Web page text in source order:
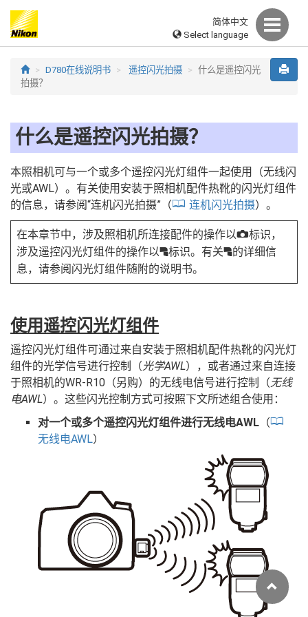
简体中文
Select language
D780在线说明书 遥控闪光拍摄
什么是遥控闪光
拍摄？
什么是遥控闪光拍摄？
本照相机可与一个或多个遥控闪光灯组件一起使用（无线闪
光或AWL）。有关使用安装于照相机配件热靴的闪光灯组件
的信息，请参阅“连机闪光拍摄”（
连机闪光拍摄）。
在本章节中，涉及照相机所连接配件的操作以C标识，
涉及遥控闪光灯组件的操作以f标识。有关f的详细信
息，请参阅闪光灯组件随附的说明书。
使用遥控闪光灯组件
遥控闪光灯组件可通过来自安装于照相机配件热靴的闪光灯
组件的光学信号进行控制（光学AWL），或者通过来自连接
于照相机的WR‑R10（另购）的无线电信号进行控制（无线
电AWL）。这些闪光控制方式可按照下文所述组合使用：
对一个或多个遥控闪光灯组件进行无线电AWL （
无线电AWL）